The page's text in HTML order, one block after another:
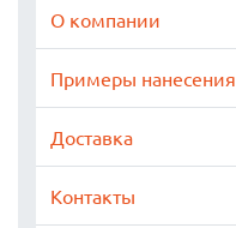
О компании
Примеры нанесения
Доставка
Контакты